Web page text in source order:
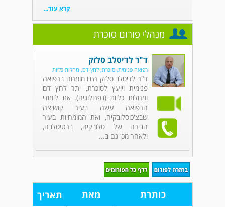
קרא עוד...
מנהלי פורום סוכרת
ד"ר לדיסלב סלזק
רפואה פנימית, סוכרת, לחץ דם, מחלות כליות
ד"ר לדיסלב סלזק הינו מומחה ברפואה
פנימית ויועץ לסוכרת, יתר לחץ דם
ומחלות כליות (נפרולוגיה). את לימודי
הרפואה עשה בעיר קושיצה
שבצ'כוסלובקיה, ואת המומחיות בעיר
הבירה של סלובקיה, ברטיסלבה,
ולאחר מכן גם ב...
כותרת מאת תאריך